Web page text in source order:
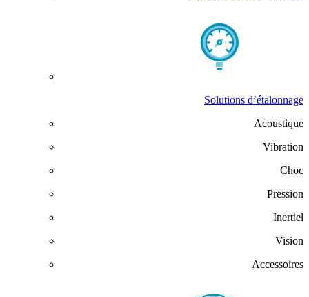
Solutions d’étalonnage
Acoustique
Vibration
Choc
Pression
Inertiel
Vision
Accessoires